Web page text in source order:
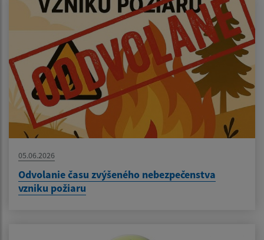
05.06.2026
Odvolanie času zvýšeného nebezpečenstva
vzniku požiaru